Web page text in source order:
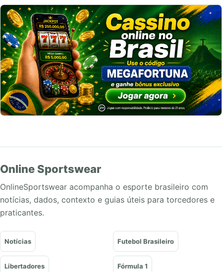
Online Sportswear
OnlineSportswear acompanha o esporte brasileiro com
notícias, dados, contexto e guias úteis para torcedores e
praticantes.
Notícias Futebol Brasileiro
Libertadores Fórmula 1